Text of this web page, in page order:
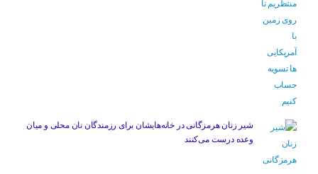
شیر زنان هرمزگانی در خانه‌هایشان برای رزمندگان نان محلی و میان
وعده درست می‌کنند